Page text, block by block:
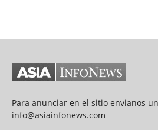
Para anunciar en el sitio envianos
info@asiainfonews.com